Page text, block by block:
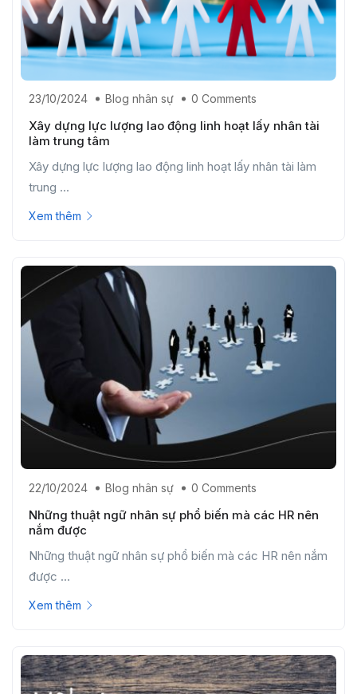
23/10/2024 Blog nhân sự 0 Comments
Xây dựng lực lượng lao động linh hoạt lấy nhân tài
làm trung tâm
Xây dựng lực lượng lao động linh hoạt lấy nhân tài làm
trung ...
Xem thêm
22/10/2024 Blog nhân sự 0 Comments
Những thuật ngữ nhân sự phổ biến mà các HR nên
nắm được
Những thuật ngữ nhân sự phổ biến mà các HR nên nắm
được ...
Xem thêm